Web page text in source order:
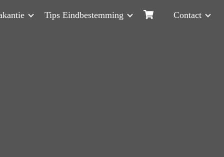
Tips Eindbestemming Contact